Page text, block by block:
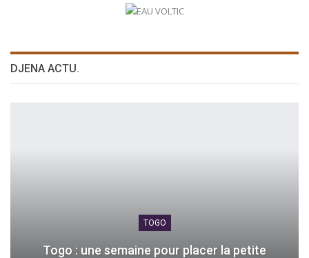
DJENA ACTU.
TOGO
Togo : une semaine pour placer la petite